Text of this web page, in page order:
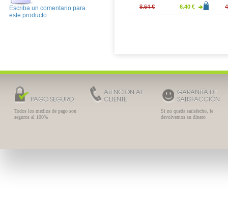
Escriba un comentario para
este producto
15.64 € 3.16 € 8.64 € 6.40 €
PAGO SEGURO
Todos los medios de pago son
seguros al 100%
ATENCIÓN AL
CLIENTE
GARANTÍA DE
SATISFACCIÓN
Si no queda satisfecho, le
devolvemos su dinero